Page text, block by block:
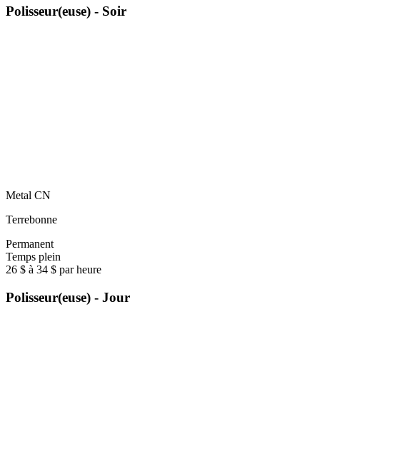
Polisseur(euse) - Soir
Metal CN
Terrebonne
Permanent
Temps plein
26 $ à 34 $ par heure
Polisseur(euse) - Jour